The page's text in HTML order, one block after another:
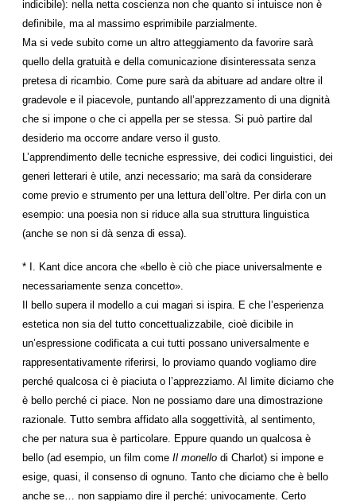
indicibile): nella netta coscienza non che quanto si intuisce non è
definibile, ma al massimo esprimibile parzialmente.
Ma si vede subito come un altro atteggiamento da favorire sarà
quello della gratuità e della comunicazione disinteressata senza
pretesa di ricambio. Come pure sarà da abituare ad andare oltre il
gradevole e il piacevole, puntando all’apprezzamento di una dignità
che si impone o che ci appella per se stessa. Si può partire dal
desiderio ma occorre andare verso il gusto.
L’apprendimento delle tecniche espressive, dei codici linguistici, dei
generi letterari è utile, anzi necessario; ma sarà da considerare
come previo e strumento per una lettura dell’oltre. Per dirla con un
esempio: una poesia non si riduce alla sua struttura linguistica
(anche se non si dà senza di essa).
* I. Kant dice ancora che «bello è ciò che piace universalmente e
necessariamente senza concetto».
Il bello supera il modello a cui magari si ispira. E che l’esperienza
estetica non sia del tutto concettualizzabile, cioè dicibile in
un’espressione codificata a cui tutti possano universalmente e
rappresentativamente riferirsi, lo proviamo quando vogliamo dire
perché qualcosa ci è piaciuta o l’apprezziamo. Al limite diciamo che
è bello perché ci piace. Non ne possiamo dare una dimostrazione
razionale. Tutto sembra affidato alla soggettività, al sentimento,
che per natura sua è particolare. Eppure quando un qualcosa è
bello (ad esempio, un film come Il monello di Charlot) si impone e
esige, quasi, il consenso di ognuno. Tanto che diciamo che è bello
anche se… non sappiamo dire il perché: univocamente. Certo